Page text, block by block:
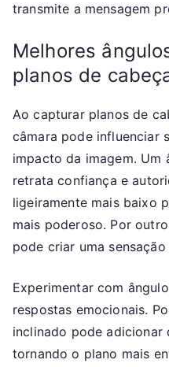
transmite a mensagem
Melhores
planos de
Ao capturar planos de
câmara pode influenciar
impacto da imagem. Um
retrata confiança e
ligeiramente mais baixo
mais poderoso. Por
pode criar uma
Experimentar com
respostas emocionais.
inclinado pode adicionar
tornando o plano mais